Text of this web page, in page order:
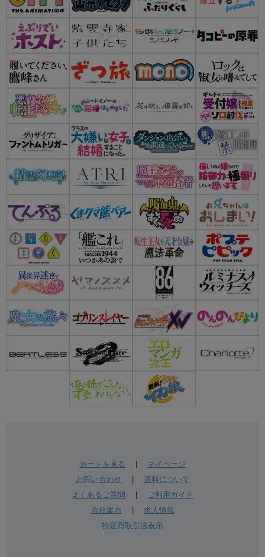
カートを見る
マイページ
お問い合わせ| 送料について
よくあるご質問
ご利用ガイド
会社案内
求人情報
特定商取引法表示